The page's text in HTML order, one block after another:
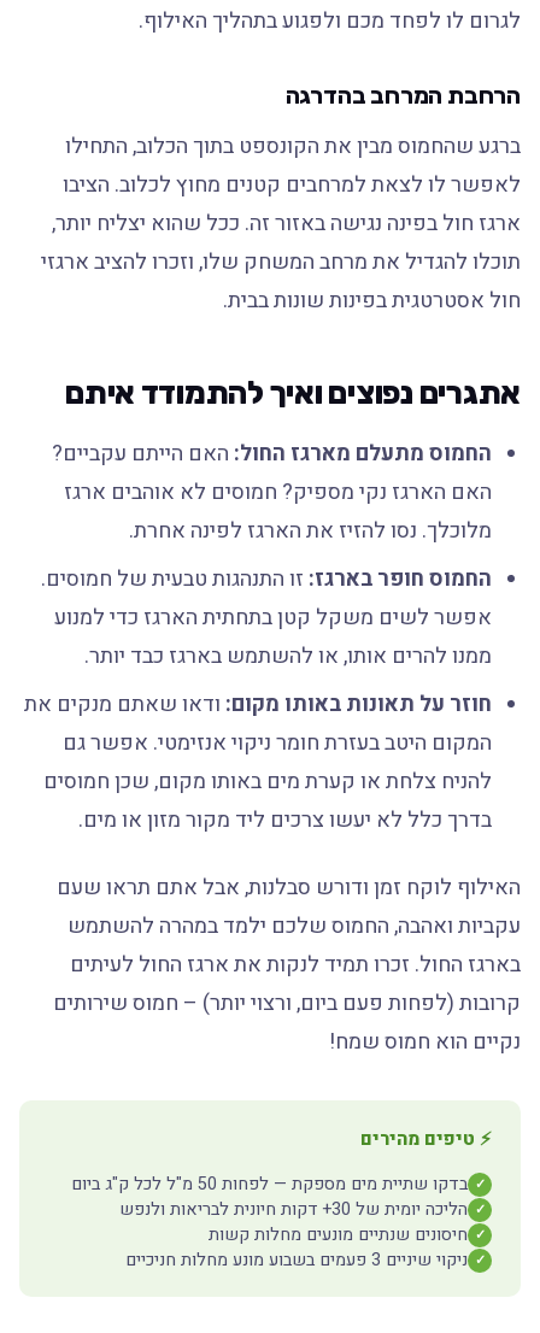
לגרום לו לפחד מכם ולפגוע בתהליך האילוף.
הרחבת המרחב בהדרגה
ברגע שהחמוס מבין את הקונספט בתוך הכלוב, התחילו
לאפשר לו לצאת למרחבים קטנים מחוץ לכלוב. הציבו
ארגז חול בפינה נגישה באזור זה. ככל שהוא יצליח יותר,
תוכלו להגדיל את מרחב המשחק שלו, וזכרו להציב ארגזי
חול אסטרטגית בפינות שונות בבית.
אתגרים נפוצים ואיך להתמודד איתם
החמוס מתעלם מארגז החול:האם הייתם עקביים?
האם הארגז נקי מספיק? חמוסים לא אוהבים ארגז
מלוכלך. נסו להזיז את הארגז לפינה אחרת.
החמוס חופר בארגז:זו התנהגות טבעית של חמוסים.
אפשר לשים משקל קטן בתחתית הארגז כדי למנוע
ממנו להרים אותו, או להשתמש בארגז כבד יותר.
חוזר על תאונות באותו מקום:ודאו שאתם מנקים את
המקום היטב בעזרת חומר ניקוי אנזימטי. אפשר גם
להניח צלחת או קערת מים באותו מקום, שכן חמוסים
בדרך כלל לא יעשו צרכים ליד מקור מזון או מים.
האילוף לוקח זמן ודורש סבלנות, אבל אתם תראו שעם
עקביות ואהבה, החמוס שלכם ילמד במהרה להשתמש
בארגז החול. זכרו תמיד לנקות את ארגז החול לעיתים
קרובות (לפחות פעם ביום, ורצוי יותר) – חמוס שירותים
נקיים הוא חמוס שמח!
⚡ טיפים מהירים
✓ בדקו שתיית מים מספקת — לפחות 50 מ"ל לכל ק"ג ביום
✓ הליכה יומית של 30+ דקות חיונית לבריאות ולנפש
✓ חיסונים שנתיים מונעים מחלות קשות
✓ ניקוי שיניים 3 פעמים בשבוע מונע מחלות חניכיים